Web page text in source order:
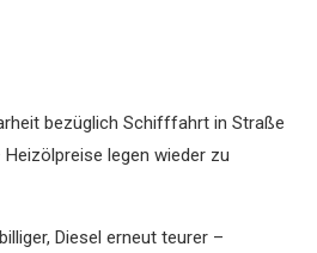
bezüglich Schifffahrt in Straße
legen wieder zu
Diesel erneut teurer –